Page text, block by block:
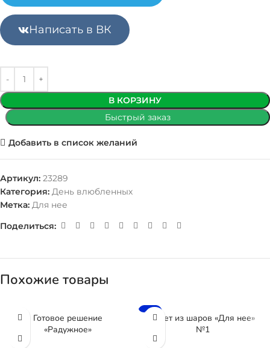
Написать в ВК
В КОРЗИНУ
Быстрый заказ
Добавить в список желаний
Артикул: 23289
Категория: День влюбленных
Метка: Для нее
Поделиться:
Похожие товары
Готовое решение
«Радужное»
-6%
Букет из шаров «Для нее»
№1